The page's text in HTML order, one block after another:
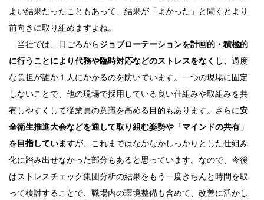
よい結果だったこともあって、結果が「よかった」と聞くとより
前向きに取り組めますよね。
当社では、日ごろからジョブローテーションを計画的・積極的
に行うことにより代務や臨時対応などのストレスをなくし、 過度
な負担が誰か１人にかかるのを防いでいます。一つの現場に固定
しないことで、他の現場で採用している良い仕組みや取組みを共
有しやすくして従業員の意識を高める目的もあります。さらに安
全衛生推進大会などを通して取り組む姿勢や「マインドの共有」
を目指していますが、これまではなかなかしっかりとした仕組み
化に踏み出せなかった部分もあると思っています。なので、今後
はストレスチェック集団分析の結果をもう一度きちんと時間を取
って検討することで、職場内の環境整備も含めて、改善に活かし